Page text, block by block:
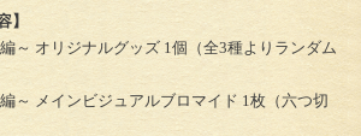
】
～ オリジナルグッズ 1個（全3種よりランダム
～ メインビジュアルブロマイド 1枚（六つ切